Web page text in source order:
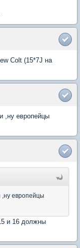
Colt (15*7J на
,ну европейцы
европейцы
и 16 должны